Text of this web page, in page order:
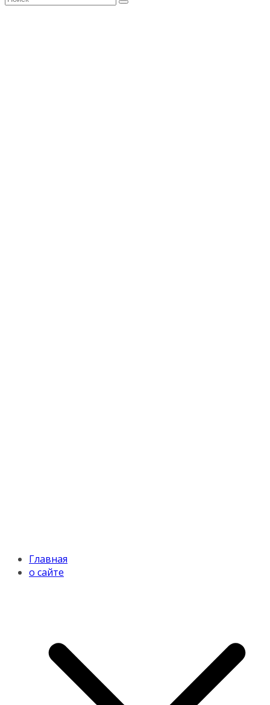
Главная
о сайте